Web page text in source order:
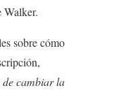
Walker.
sobre cómo
de cambiar la